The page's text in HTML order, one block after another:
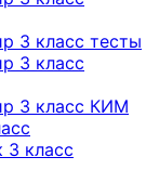
3 класс тесты
3 класс
3 класс КИМ
3 класс